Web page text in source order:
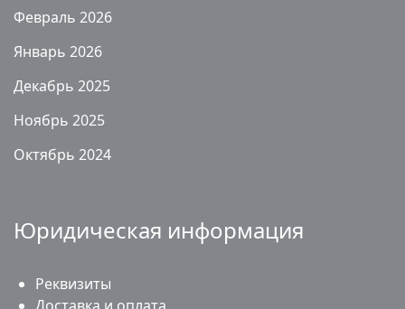
Февраль 2026
Январь 2026
Декабрь 2025
Ноябрь 2025
Октябрь 2024
Юридическая информация
Реквизиты